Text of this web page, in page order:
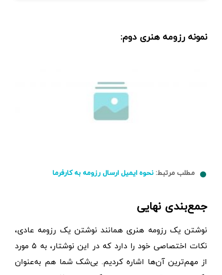
نمونه رزومه هنری دوم:
مطلب مرتبط: نحوه ایمیل ارسال رزومه به کارفرما
جمع‌بندی نهایی
نوشتن یک رزومه هنری همانند نوشتن یک رزومه عادی،
نکات اختصاصی خود را دارد که در این نوشتار، به ۵ مورد
از مهم‌ترین آن‌ها اشاره کردیم. بی‌شک شما هم به‌عنوان